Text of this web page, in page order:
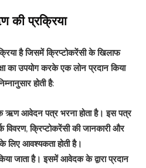
की प्रक्रिया
है जिसमें क्रिप्टोकरेंसी के खिलाफ
का उपयोग करके एक लोन प्रदान किया
होती है:
आवेदन पत्र भरना होता है। इस पत्र
विवरण, क्रिप्टोकरेंसी की जानकारी और
के लिए आवश्यकता होती है।
जाता है। इसमें आवेदक के द्वारा प्रदान